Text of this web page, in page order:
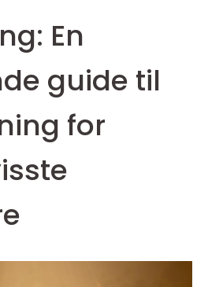
En
guide til
for